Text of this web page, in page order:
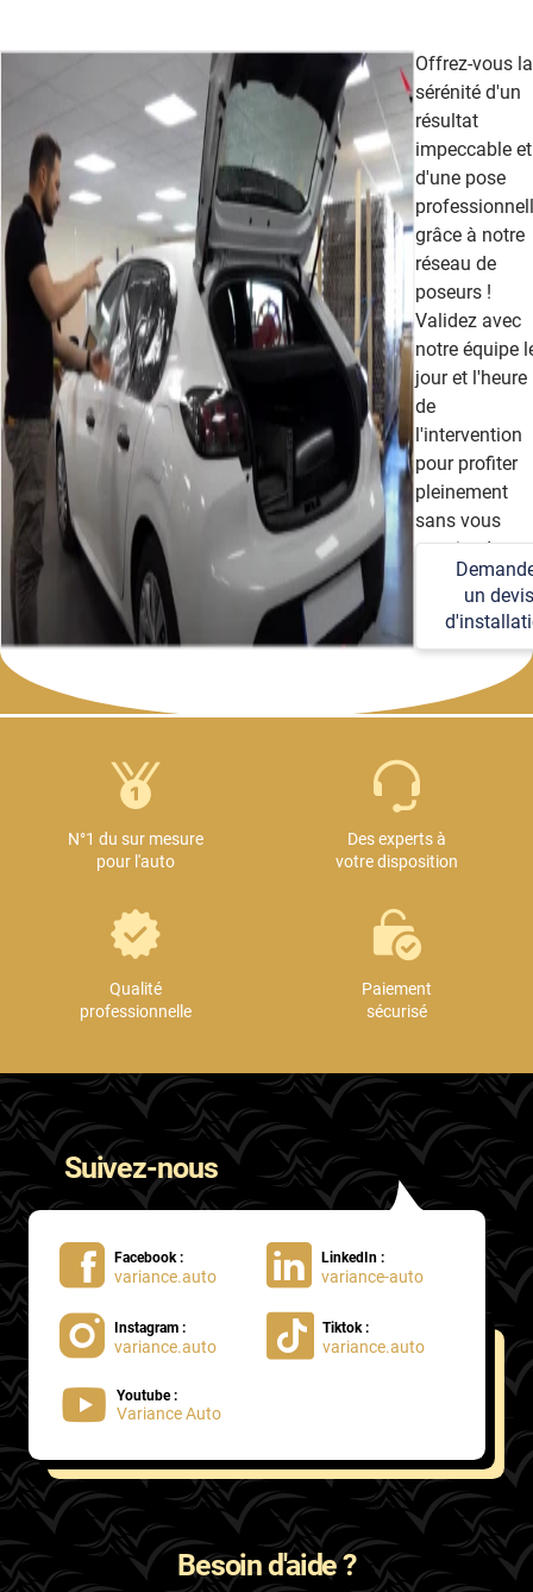
Offrez-vous la
sérénité d'un
résultat
impeccable et
d'une pose
grâce à notre
réseau de
poseurs !
Validez avec
notre équipe
jour et l'heure
de
l'intervention
pour profiter
pleinement
sans vous
soucier des
détails
techniques et
logistiques.
un devis
N°1 du sur mesure
pour l'auto
Des experts à
votre disposition
Qualité
professionnelle
Paiement
sécurisé
Suivez-nous
Facebook :
variance.auto
LinkedIn :
variance-auto
Instagram :
variance.auto
Tiktok :
variance.auto
Youtube :
Variance Auto
Besoin d'aide ?